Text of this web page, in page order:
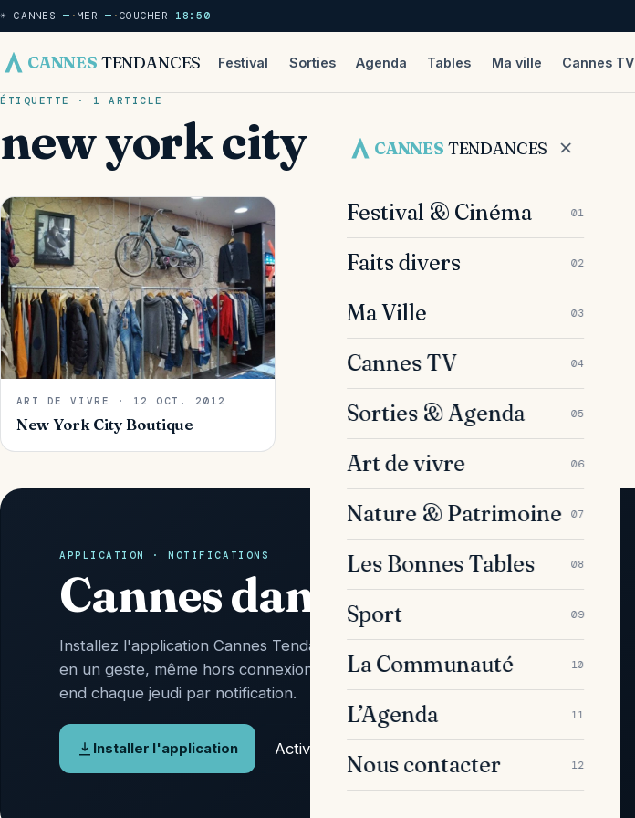
☀ CANNES— · MER— · COUCHER 18:50
CANNES TENDANCES Festival Sorties Agenda Tables Ma ville Cannes TV
CANNES TENDANCES
Festival & Cinéma 01
Faits divers 02
Ma Ville 03
Cannes TV 04
Sorties & Agenda 05
Art de vivre 06
Nature & Patrimoine 07
Les Bonnes Tables 08
Sport 09
La Communauté 10
L’Agenda 11
Nous contacter 12
ÉTIQUETTE · 1 ARTICLE
new york city
ART DE VIVRE · 12 OCT. 2012
New York City Boutique
APPLICATION · NOTIFICATIONS
Cannes dans votre poche
Installez l'application Cannes Tendances : l'actu de la baie
en un geste, même hors connexion, et l'Agenda du week-
end chaque jeudi par notification.
Installer l'application Activer les alertes